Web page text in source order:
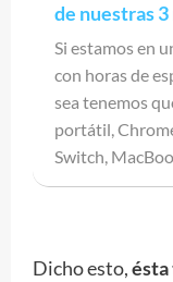
de nuestras
Si estamos en
con horas de
sea tenemos
portátil,
Switch,
Dicho esto,ésta